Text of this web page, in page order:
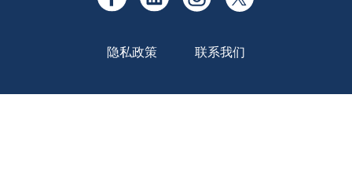
隐私政策 联系我们